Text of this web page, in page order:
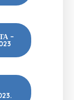
–